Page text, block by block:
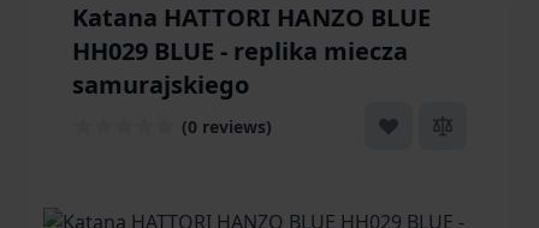
Katana HATTORI HANZO BLUE
HH029 BLUE - replika miecza
samurajskiego
(0 reviews)